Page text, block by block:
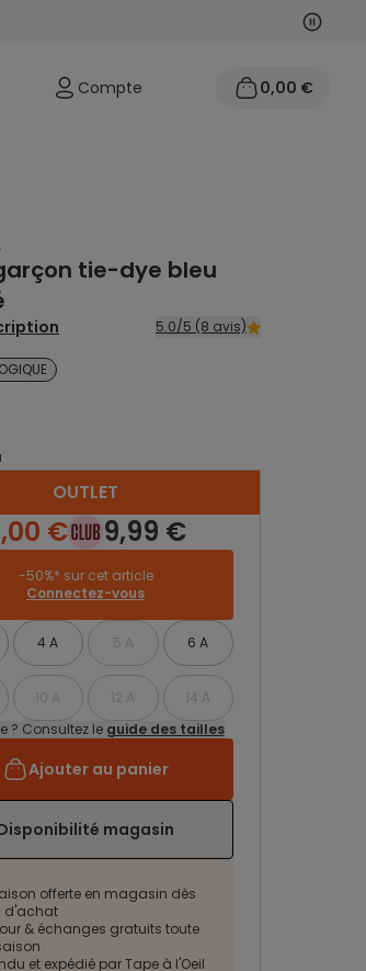
Compte 0,00 €
tie-dye bleu
5.0/5 (8 avis)
OUTLET
€ 9,99 €
-50%* sur cet article
Connectez-vous
4 A 5 A 6 A
10 A 12 A
14 A
? Consultez le guide des tailles
Ajouter au panier
magasin
offerte en magasin dès
d'achat
& échanges gratuits toute
et expédié par Tape à l'Oeil